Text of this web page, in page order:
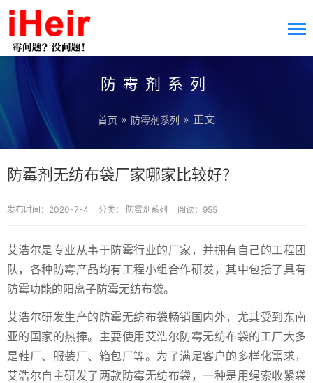
防霉剂系列
首页 » 防霉剂系列 » 正文
防霉剂无纺布袋厂家哪家比较好？
发布时间：2020-7-4 分类： 防霉剂系列 阅读：955
艾浩尔是专业从事于防霉行业的厂家，并拥有自己的工程团
队，各种防霉产品均有工程小组合作研发，其中包括了具有
防霉功能的阳离子防霉无纺布袋。
艾浩尔研发生产的防霉无纺布袋畅销国内外，尤其受到东南
亚的国家的热捧。主要使用艾浩尔防霉无纺布袋的工厂大多
是鞋厂、服装厂、箱包厂等。为了满足客户的多样化需求，
艾浩尔自主研发了两款防霉无纺布袋，一种是用绳索收紧袋